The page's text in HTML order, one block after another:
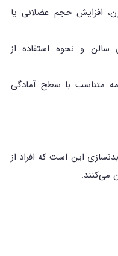
افزایش حجم عضلانی یا
سالن و نحوه استفاده از
متناسب با سطح آمادگی
این است که افراد از
می‌کنند.